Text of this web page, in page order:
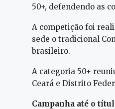
50+, defendendo as
A competição foi
sede o tradicional
brasileiro.
A categoria 50+
Ceará e Distrito
Campanha até o